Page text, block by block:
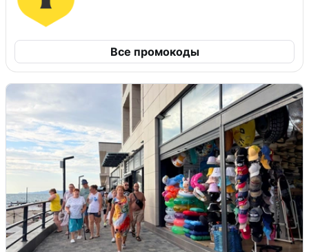
Все промокоды